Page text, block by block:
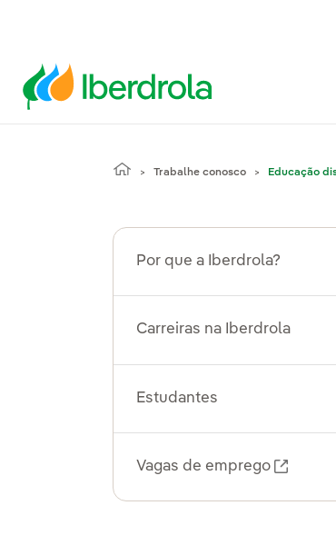
Trabalhe conosco Educação
Por que a Iberdrola?
Carreiras na Iberdrola
Estudantes
Vagas de emprego Link